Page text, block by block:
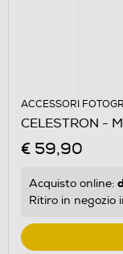
ACCESSORI
CELESTRON -
€ 59,90
Acquisto online:
Ritiro in negozio